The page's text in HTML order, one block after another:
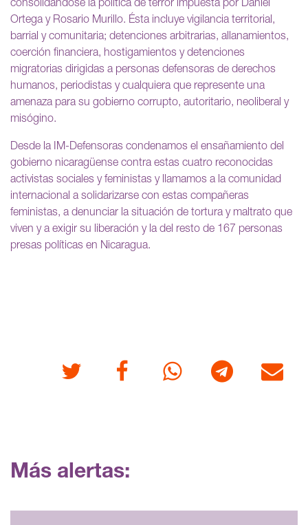
consolidándose la política de terror impuesta por Daniel
Ortega y Rosario Murillo. Ésta incluye vigilancia territorial,
barrial y comunitaria; detenciones arbitrarias, allanamientos,
coerción financiera, hostigamientos y detenciones
migratorias dirigidas a personas defensoras de derechos
humanos, periodistas y cualquiera que represente una
amenaza para su gobierno corrupto, autoritario, neoliberal y
misógino.
Desde la IM-Defensoras condenamos el ensañamiento del
gobierno nicaragüense contra estas cuatro reconocidas
activistas sociales y feministas y llamamos a la comunidad
internacional a solidarizarse con estas compañeras
feministas, a denunciar la situación de tortura y maltrato que
viven y a exigir su liberación y la del resto de 167 personas
presas políticas en Nicaragua.
Twitter FacebookWhatsappTelegram Correo
Más alertas: